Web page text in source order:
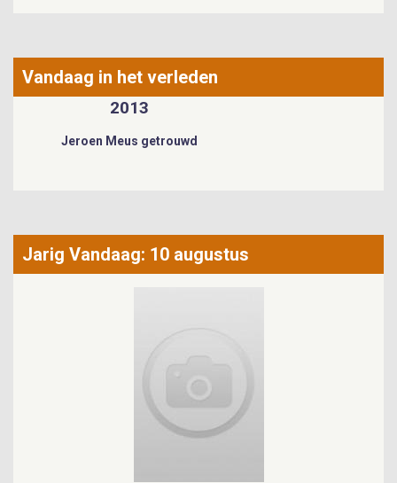
Vandaag in het verleden
2013
Jeroen Meus getrouwd
Jarig Vandaag: 10 augustus